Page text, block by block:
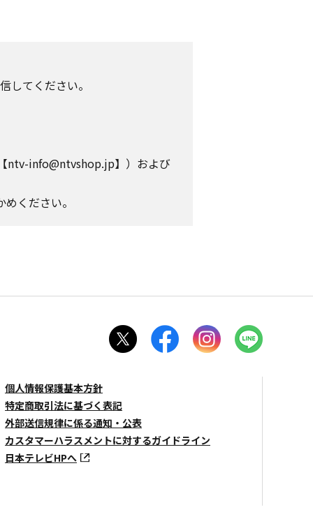
してください。
ntv-info@ntvshop.jp】）および
ください。
個人情報保護基本方針
特定商取引法に基づく表記
外部送信規律に係る通知・公表
カスタマーハラスメントに対するガイドライン
日本テレビHPへ